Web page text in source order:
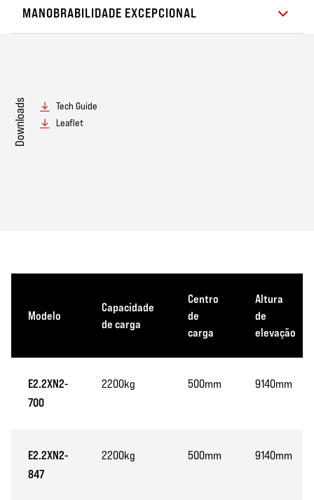
MANOBRABILIDADE EXCEPCIONAL
Downloads
Tech Guide
Leaflet
Modelo
Capacidade
de carga
Centro
de
carga
Altura
de
elevação
E2.2XN2-
700
2200kg 500mm 9140mm
E2.2XN2-
847
2200kg 500mm 9140mm